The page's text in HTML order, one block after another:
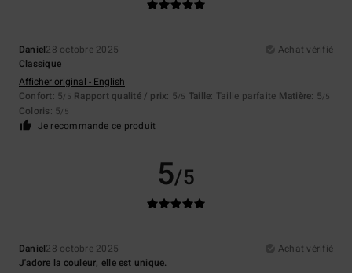
Daniel28 octobre 2025
Achat vérifié
Classique
Afficher original - English
Confort: 5/5 Rapport qualité / prix: 5/5 Taille: Taille parfaite Matière: 5/5
Coloris: 5/5
Je recommande ce produit
5/5
Daniel28 octobre 2025
Achat vérifié
J'adore la couleur, elle est unique.